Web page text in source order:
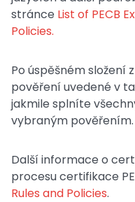
stránce List of PECB
Policies.
Po úspěšném složení
pověření uvedené v
jakmile splníte
vybraným pověřením.
Další informace o
procesu certifikace
Rules and Policies.